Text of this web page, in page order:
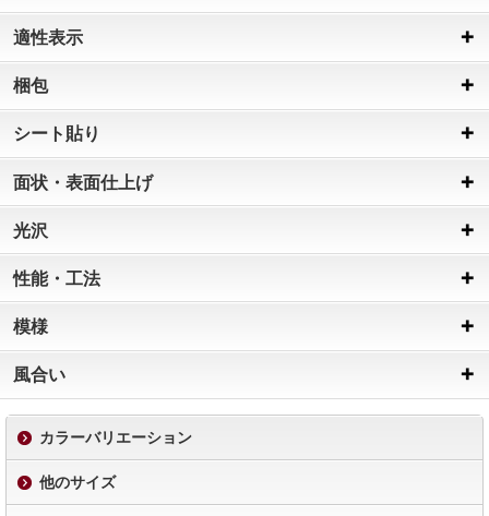
適性表示
梱包
シート貼り
面状・表面仕上げ
光沢
性能・工法
模様
風合い
カラーバリエーション
他のサイズ